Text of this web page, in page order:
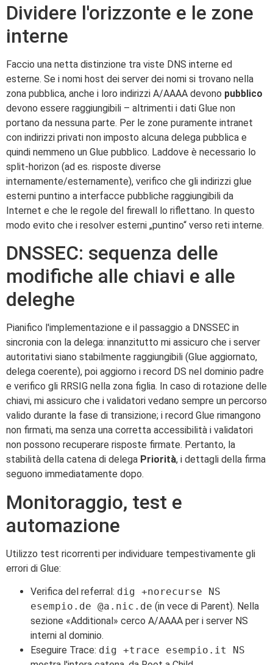
Dividere l'orizzonte e le zone
interne
Faccio una netta distinzione tra viste DNS interne ed
esterne. Se i nomi host dei server dei nomi si trovano nella
zona pubblica, anche i loro indirizzi A/AAAA devono pubblico
devono essere raggiungibili – altrimenti i dati Glue non
portano da nessuna parte. Per le zone puramente intranet
con indirizzi privati non imposto alcuna delega pubblica e
quindi nemmeno un Glue pubblico. Laddove è necessario lo
split-horizon (ad es. risposte diverse
internamente/esternamente), verifico che gli indirizzi glue
esterni puntino a interfacce pubbliche raggiungibili da
Internet e che le regole del firewall lo riflettano. In questo
modo evito che i resolver esterni „puntino“ verso reti interne.
DNSSEC: sequenza delle
modifiche alle chiavi e alle
deleghe
Pianifico l'implementazione e il passaggio a DNSSEC in
sincronia con la delega: innanzitutto mi assicuro che i server
autoritativi siano stabilmente raggiungibili (Glue aggiornato,
delega coerente), poi aggiorno i record DS nel dominio padre
e verifico gli RRSIG nella zona figlia. In caso di rotazione delle
chiavi, mi assicuro che i validatori vedano sempre un percorso
valido durante la fase di transizione; i record Glue rimangono
non firmati, ma senza una corretta accessibilità i validatori
non possono recuperare risposte firmate. Pertanto, la
stabilità della catena di delega Priorità, i dettagli della firma
seguono immediatamente dopo.
Monitoraggio, test e
automazione
Utilizzo test ricorrenti per individuare tempestivamente gli
errori di Glue:
Verifica del referral: dig +norecurse NS
esempio.de @a.nic.de (in vece di Parent). Nella
sezione «Additional» cerco A/AAAA per i server NS
interni al dominio.
Eseguire Trace: dig +trace esempio.it NS